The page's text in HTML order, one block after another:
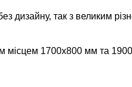
дизайну, так з великим
місцем 1700х800 мм та